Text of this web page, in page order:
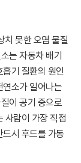
치 못한 오염 물질
는 자동차 배기
기 질환의 원인
연소가 일어나는
이 공기 중으로
사람이 가장 직접
시 후드를 가동